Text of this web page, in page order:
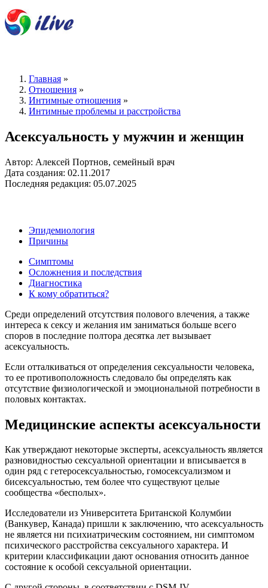
Главная »
Отношения »
Интимные отношения »
Интимные проблемы и расстройства
Асексуальность у мужчин и женщин
Автор: Алексей Портнов, семейный врач
Дата создания: 02.11.2017
Последняя редакция: 05.07.2025
Эпидемиология
Причины
Симптомы
Осложнения и последствия
Диагностика
К кому обратиться?
Среди определений отсутствия полового влечения, а также
интереса к сексу и желания им заниматься больше всего
споров в последние полтора десятка лет вызывает
асексуальность.
Если отталкиваться от определения сексуальности человека,
то ее противоположность следовало бы определять как
отсутствие физиологической и эмоциональной потребности в
половых контактах.
Медицинские аспекты асексуальности
Как утверждают некоторые эксперты, асексуальность является
разновидностью сексуальной ориентации и вписывается в
один ряд с гетеросексуальностью, гомосексуализмом и
бисексуальностью, тем более что существуют целые
сообщества «бесполых».
Исследователи из Университета Британской Колумбии
(Ванкувер, Канада) пришли к заключению, что асексуальность
не является ни психиатрическим состоянием, ни симптомом
психического расстройства сексуального характера. И
критерии классификации дают основания относить данное
состояние к особой сексуальной ориентации.